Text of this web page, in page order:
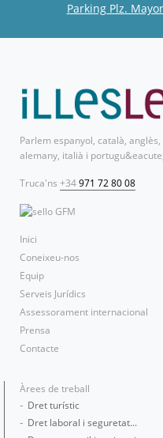
Parking Plz. Mayor
Parlem espanyol, català,
alemany, italià i
Truca'ns +34971 72 80 08
Inici
Coneixeu-nos
Equip
Serveis Jurídics
Assessorament internacional
Prensa
Contacte
Àrees de treball
Dret turístic
Dret laboral i seguretat...